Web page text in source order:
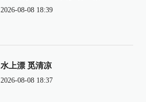
2026-08-08 18:39
水上漂 觅清凉
2026-08-08 18:37